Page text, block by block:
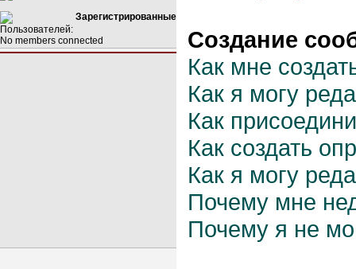
Зарегистрированные
No members connected
Создание
Как мне
Как я могу
Как
Как создать
Как я могу
Почему мне
Почему я не